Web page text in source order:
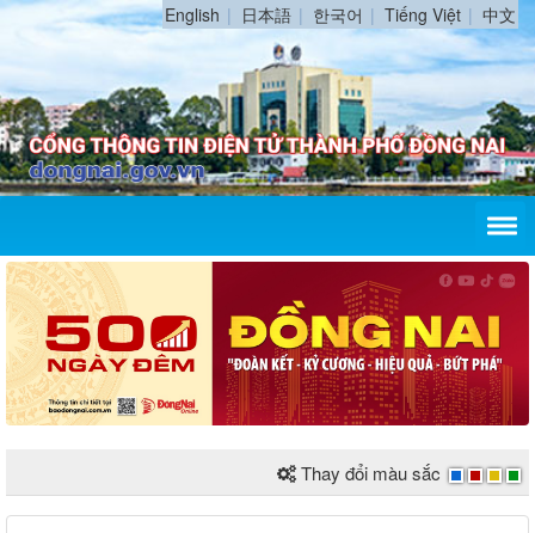
English 日本語 한국어 Tiếng Việt 中文
Thay đổi màu sắc